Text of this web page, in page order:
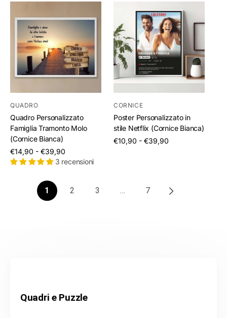
QUADRO
Quadro Personalizzato
Famiglia Tramonto Molo
(Cornice Bianca)
€14,90 - €39,90
/
per
3 recensioni
CORNICE
Poster Personalizzato in
stile Netflix (Cornice Bianca)
€10,90 - €39,90
/
1 2 3 … 7
Quadri e Puzzle